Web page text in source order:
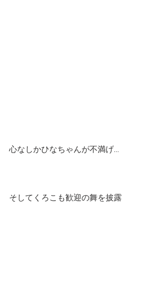
心なしかひなちゃんが不満げ…
そしてくろこも歓迎の舞を披露